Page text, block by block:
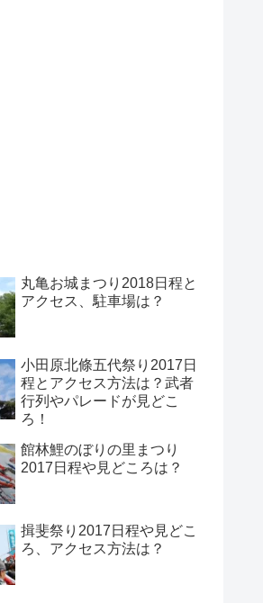
丸亀お城まつり2018日程と
アクセス、駐車場は？
小田原北條五代祭り2017日
程とアクセス方法は？武者
行列やパレードが見どこ
ろ！
館林鯉のぼりの里まつり
2017日程や見どころは？
揖斐祭り2017日程や見どこ
ろ、アクセス方法は？